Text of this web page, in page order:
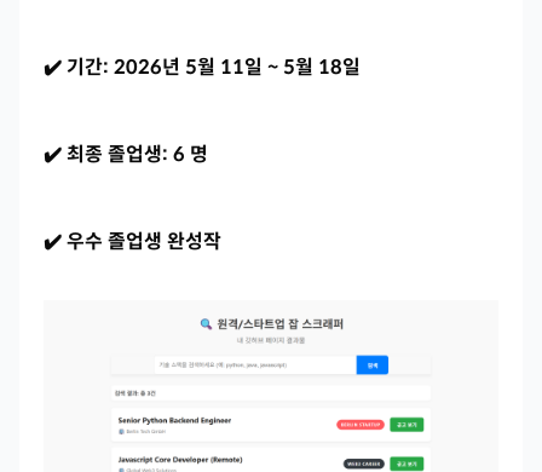
✔️ 기간: 2026년 5월 11일 ~ 5월 18일
✔️ 최종 졸업생: 6 명
✔️ 우수 졸업생 완성작